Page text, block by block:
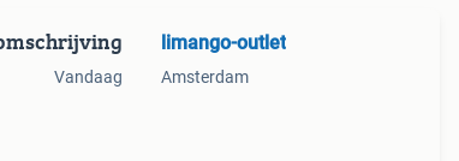
Vandaag
limango-outlet
Amsterdam